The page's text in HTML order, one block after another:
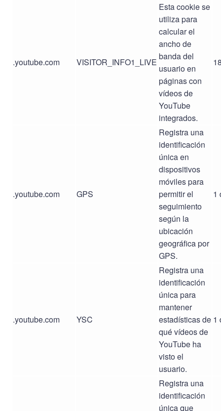
.youtube.com VISITOR_INFO1_LIVE
Esta cookie se
utiliza para
calcular el
ancho de
banda del
usuario en
páginas con
vídeos de
YouTube
integrados.
.youtube.com GPS
Registra una
identificación
única en
dispositivos
móviles para
permitir el
seguimiento
según la
ubicación
geográfica por
GPS.
1
.youtube.com YSC
Registra una
identificación
única para
mantener
estadísticas de
qué vídeos de
YouTube ha
visto el
usuario.
1
Registra una
identificación
única que